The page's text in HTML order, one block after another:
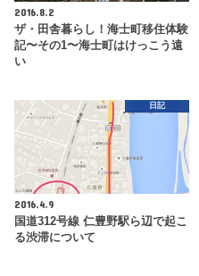
2016.8.2
ザ・田舎暮らし！海士町移住体験
記〜その1〜海士町はけっこう遠
い
日記
2016.4.9
国道312号線 仁豊野駅ら辺で起こ
る渋滞について